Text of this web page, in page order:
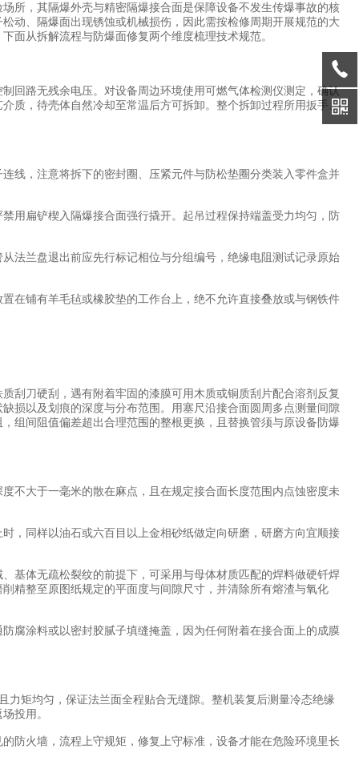
所，其隔爆外壳与精密隔爆接合面是保障设备不发生传爆事故的核
动、隔爆面出现锈蚀或机械损伤，因此需按检修周期开展规范的大
面从拆解流程与防爆面修复两个维度梳理技术规范。
路无残余电压。对设备周边环境使用可燃气体检测仪测定，确认
质，待壳体自然冷却至常温后方可拆卸。整个拆卸过程所用扳手、
，注意将拆下的密封圈、压紧元件与防松垫圈分类装入零件盒并
扁铲楔入隔爆接合面强行撬开。起吊过程保持端盖受力均匀，防
兰盘退出前应先行标记相位与分组编号，绝缘电阻测试记录原始
有羊毛毡或橡胶垫的工作台上，绝不允许直接叠放或与钢铁件
刀硬刮，遇有附着牢固的漆膜可用木质或铜质刮片配合溶剂反复
损以及划痕的深度与分布范围。用塞尺沿接合面圆周多点测量间隙
组间阻值偏差超出合理范围的整根更换，且替换管须与原设备防爆
大于一毫米的散在麻点，且在规定接合面长度范围内点蚀密度未
同样以油石或六百目以上金相砂纸做定向研磨，研磨方向宜顺接
体无疏松裂纹的前提下，可采用与母体材质匹配的焊料做硬钎焊
精整至原图纸规定的平面度与间隙尺寸，并清除所有熔渣与氧化
涂料或以密封胶腻子填缝掩盖，因为任何附着在接合面上的成膜
矩均匀，保证法兰面全程贴合无缝隙。整机装复后测量冷态绝缘
投用。
防火墙，流程上守规矩，修复上守标准，设备才能在危险环境里长